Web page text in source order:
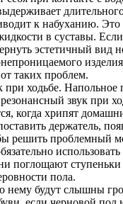
к набуханию. Это
в суставы.
эстетичный вид
таких проблем.
ходьбе. Напольное
звук при
когда хрипят
держатель,
решить проблемный
поглощают ступеньки
пола.
нему будут слышны